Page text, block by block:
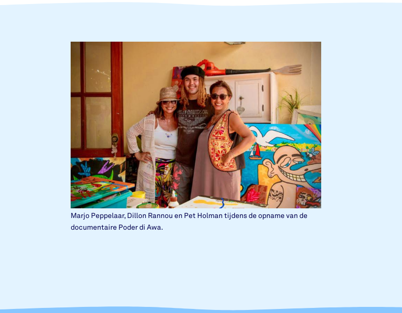
Marjo Peppelaar, Dillon Rannou en Pet Holman tijdens de opname van de
documentaire Poder di Awa.